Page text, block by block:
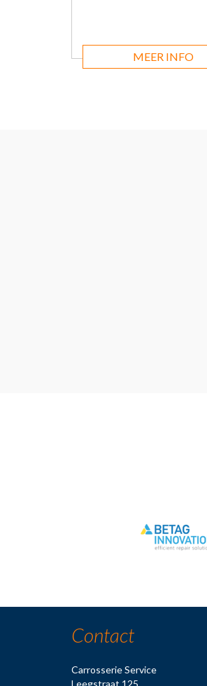
MEER INFO
Contact
Carrosserie Service
Leegstraat 125